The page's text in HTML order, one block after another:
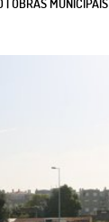
| OBRAS MUNICIPAIS